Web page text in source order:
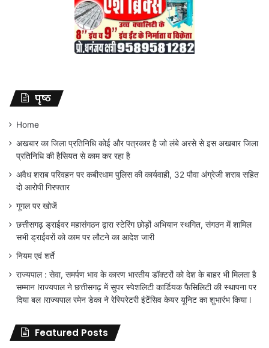
पृष्ठ
Home
अखबार का जिला प्रतिनिधि कोई और पत्रकार है जो लंबे अरसे से इस अखबार जिला
प्रतिनिधि की हैसियत से काम कर रहा है
अवैध शराब परिवहन पर कबीरधाम पुलिस की कार्यवाही, 32 पौवा अंग्रेजी शराब सहित
दो आरोपी गिरफ्तार
गूगल पर खोजें
छत्तीसगढ़ ड्राईवर महासंगठन द्वारा स्टेरिंग छोड़ों अभियान स्थगित, संगठन में शामिल
सभी ड्राईवरों को काम पर लौटने का आदेश जारी
नियम एवं शर्ते
राज्यपाल : सेवा, समर्पण भाव के कारण भारतीय डॉक्टरों को देश के बाहर भी मिलता है
सम्मान lराज्यपाल ने छत्तीसगढ़ में सुपर स्पेशलिटी कार्डियक फैसिलिटी की स्थापना पर
दिया बल lराज्यपाल रमेन डेका ने रेस्पिरेटरी इंटेंसिव केयर यूनिट का शुभारंभ किया l
Featured Posts